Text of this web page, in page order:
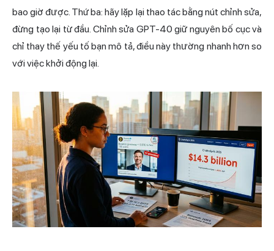
bao giờ được. Thứ ba: hãy lặp lại thao tác bằng nút chỉnh sửa,
đừng tạo lại từ đầu. Chỉnh sửa GPT-40 giữ nguyên bố cục và
chỉ thay thế yếu tố bạn mô tả, điều này thường nhanh hơn so
với việc khởi động lại.